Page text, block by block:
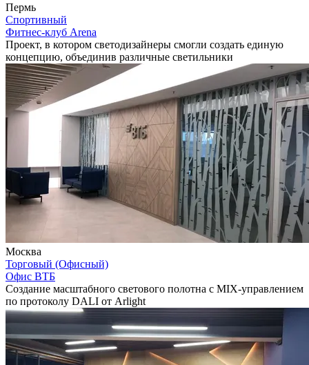
Пермь
Спортивный
Фитнес-клуб Arena
Проект, в котором светодизайнеры смогли создать единую
концепцию, объединив различные светильники
Москва
Торговый (Офисный)
Офис ВТБ
Создание масштабного светового полотна с MIX-управлением
по протоколу DALI от Arlight